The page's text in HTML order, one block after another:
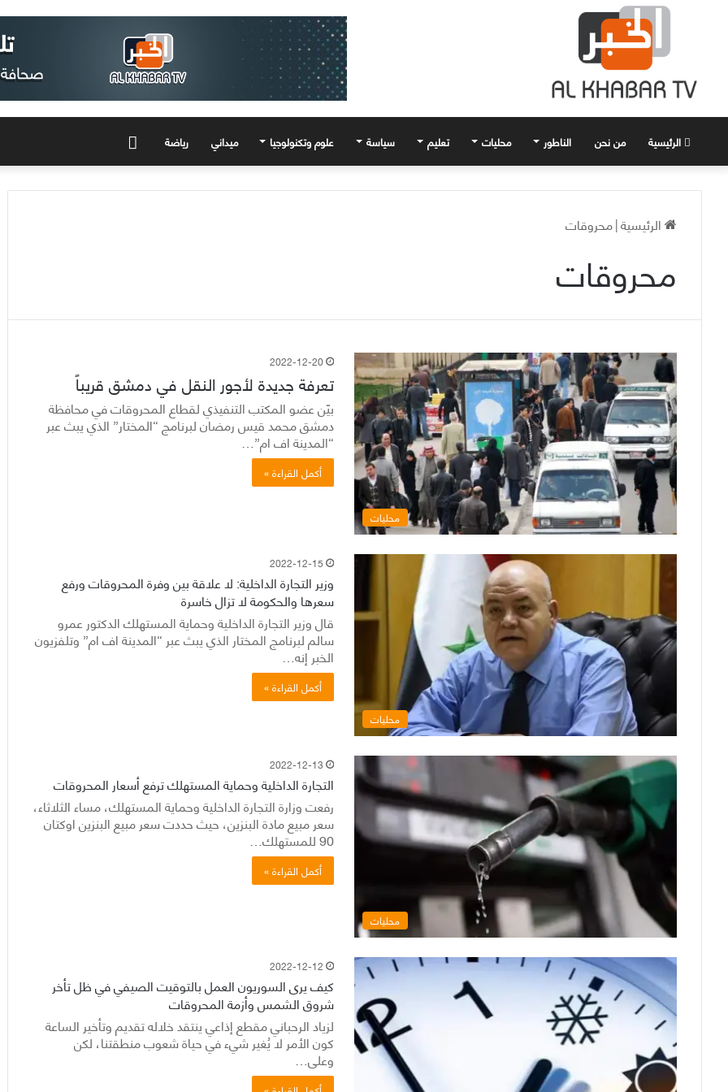
الرئيسية من نحن الناطور محليات تعليم سياسة علوم وتكنولوجيا ميداني رياضة
الرئيسية|محروقات
محروقات
محليات
2022-12-20
تعرفة جديدة لأجور النقل في دمشق قريباً
بيّن عضو المكتب التنفيذي لقطاع المحروقات في محافظة
دمشق محمد قيس رمضان لبرنامج “المختار” الذي يبث عبر
“المدينة اف ام”…
أكمل القراءة »
محليات
2022-12-15
وزير التجارة الداخلية: لا علاقة بين وفرة المحروقات ورفع
سعرها والحكومة لا تزال خاسرة
قال وزير التجارة الداخلية وحماية المستهلك الدكتور عمرو
سالم لبرنامج المختار الذي يبث عبر “المدينة اف ام” وتلفزيون
الخبر إنه…
أكمل القراءة »
محليات
2022-12-13
التجارة الداخلية وحماية المستهلك ترفع أسعار المحروقات
رفعت وزارة التجارة الداخلية وحماية المستهلك، مساء الثلاثاء،
سعر مبيع مادة البنزين، حيث حددت سعر مبيع البنزين اوكتان
90 للمستهلك…
أكمل القراءة »
2022-12-12
كيف يرى السوريون العمل بالتوقيت الصيفي في ظل تأخر
شروق الشمس وأزمة المحروقات
لزياد الرحباني مقطع إذاعي ينتقد خلاله تقديم وتأخير الساعة
كون الأمر لا يُغير شيء في حياة شعوب منطقتنا، لكن
وعلى…